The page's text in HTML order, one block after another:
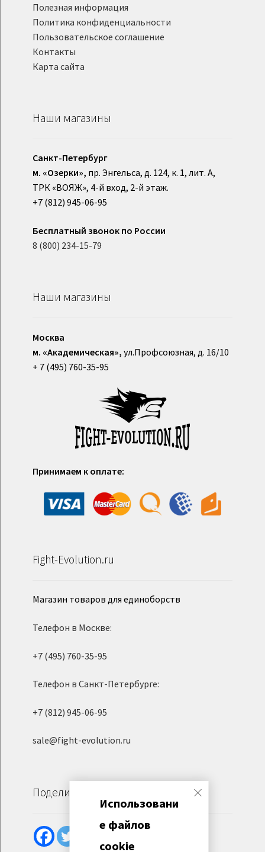
Полезная информация
Политика конфиденциальности
Пользовательское соглашение
Контакты
Карта сайта
Наши магазины
Санкт-Петербург
м. «Озерки», пр. Энгельса, д. 124, к. 1, лит. А,
ТРК «ВОЯЖ», 4-й вход, 2-й этаж.
+7 (812) 945-06-95
Бесплатный звонок по России
8 (800) 234-15-79
Наши магазины
Москва
м. «Академическая», ул.Профсоюзная, д. 16/10
+ 7 (495) 760-35-95
Принимаем к оплате:
Fight-Evolution.ru
Магазин товаров для единоборств
Телефон в Москве:
+7 (495) 760-35-95
Телефон в Санкт-Петербурге:
+7 (812) 945-06-95
sale@fight-evolution.ru
Поделиться
Использовани
е файлов
cookie